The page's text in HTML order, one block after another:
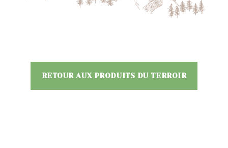
RETOUR AUX PRODUITS DU TERROIR